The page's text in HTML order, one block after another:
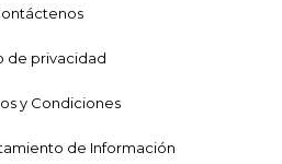
de privacidad
y Condiciones
de Información